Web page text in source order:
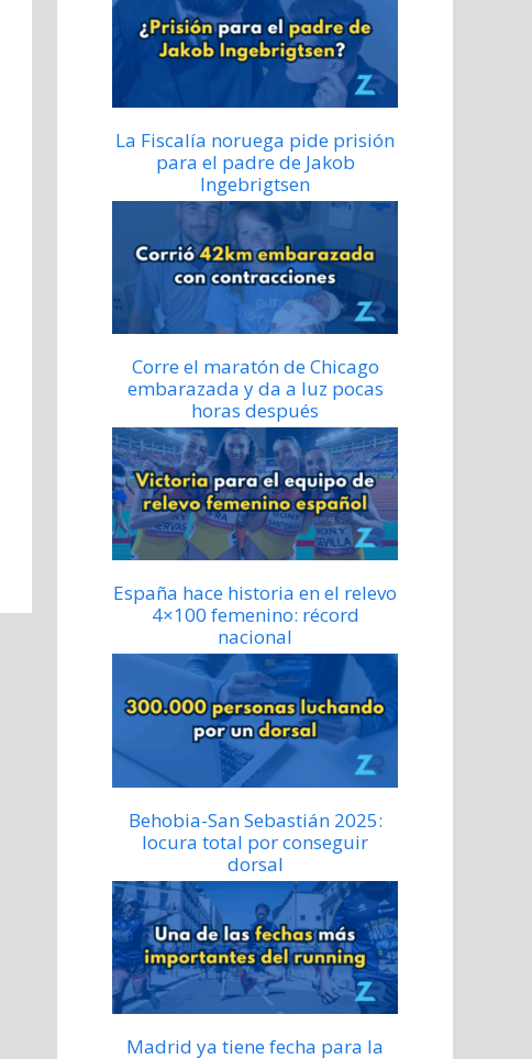
La Fiscalía noruega pide prisión
para el padre de Jakob
Ingebrigtsen
Corre el maratón de Chicago
embarazada y da a luz pocas
horas después
España hace historia en el relevo
4×100 femenino: récord
nacional
Behobia-San Sebastián 2025:
locura total por conseguir
dorsal
Madrid ya tiene fecha para la